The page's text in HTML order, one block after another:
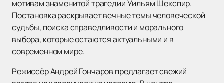
мотивам знаменитой трагедии Уильям Шекспир.
Постановка раскрывает вечные темы человеческой
судьбы, поиска справедливости и морального
выбора, которые остаются актуальными и в
современном мире.
Режиссёр Андрей Гончаров предлагает свежий